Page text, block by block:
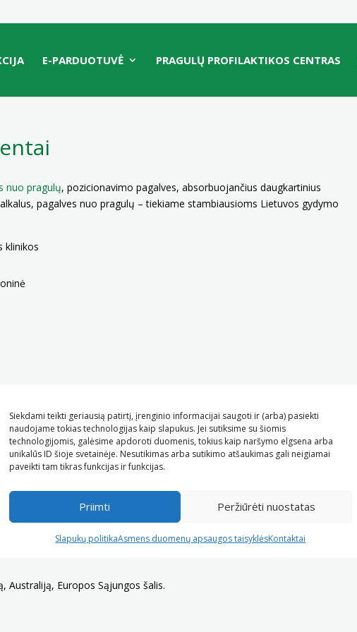
Siekdami teikti geriausią patirtį, įrenginio informacijai saugoti ir (arba) pasiekti
naudojame tokias technologijas kaip slapukus. Jei sutiksime su šiomis
technologijomis, galėsime apdoroti duomenis, tokius kaip naršymo elgsena arba
unikalūs ID šioje svetainėje. Nesutikimas arba sutikimo atšaukimas gali neigiamai
paveikti tam tikras funkcijas ir funkcijas.
Priimti Peržiūrėti nuostatas
Slapukų politikaAsmens duomenų apsaugos taisyklėsKontaktai
E-PARDUOTUVĖ PRAGULŲ PROFILAKTIKOS CENTRAS
nuo pragulų, pozicionavimo pagalves, absorbuojančius daugkartinius
pagalves nuo pragulų – tiekiame stambiausioms Lietuvos gydymo
klinikos
Australiją, Europos Sąjungos šalis.